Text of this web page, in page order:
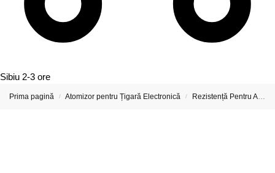
Sibiu 2-3 ore
Prima pagină / Atomizor pentru Țigară Electronică / Rezistență Pentru Atomizor De Țigară Electronică